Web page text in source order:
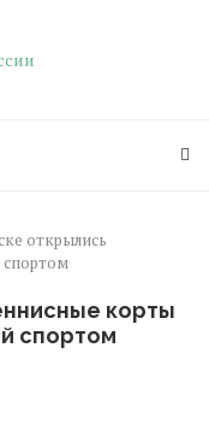
открылись
спортом
корты
спортом